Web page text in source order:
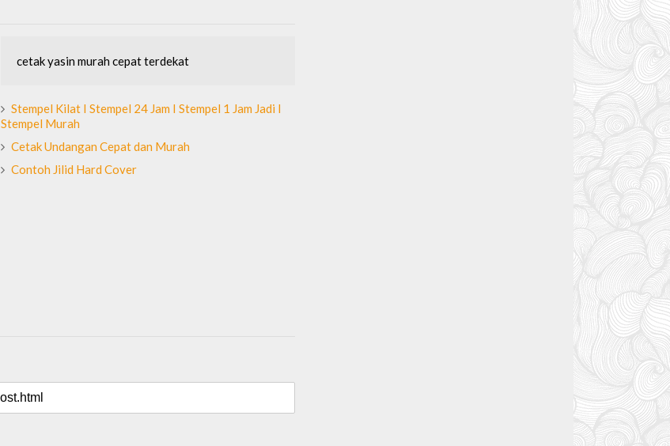
cetak yasin murah cepat terdekat
Stempel Kilat I Stempel 24 Jam I Stempel 1 Jam Jadi I
Stempel Murah
Cetak Undangan Cepat dan Murah
Contoh Jilid Hard Cover